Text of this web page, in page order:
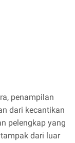
penampilan
dari kecantikan
pelengkap yang
dari luar